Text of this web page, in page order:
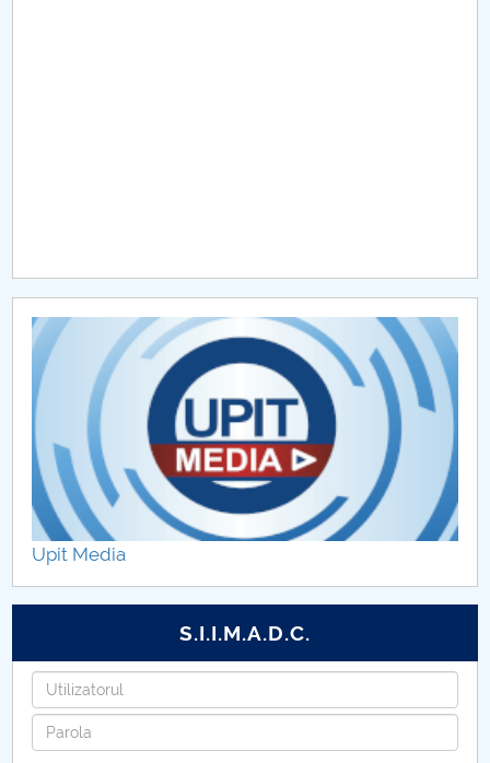
CAR2026
MENIU CANTINA
Colectivul de Limba şi literatura română
Colectivul de Limba şi literatura engleză
Colectivul de Limba şi literatura franceză
Colectivul de Istorie
Upit Media
S.I.I.M.A.D.C.
Username
Password